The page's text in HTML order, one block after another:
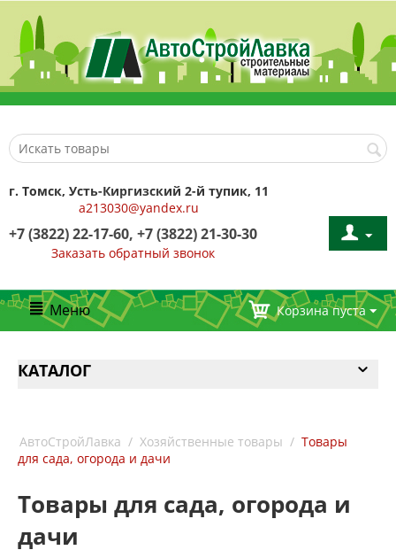
г. Томск, Усть-Киргизский 2-й тупик, 11
a213030@yandex.ru
+7 (3822) 22-17-60, +7 (3822) 21-30-30
Заказать обратный звонок
Меню Корзина пуста
КАТАЛОГ
АвтоСтройЛавка / Хозяйственные товары / Товары
для сада, огорода и дачи
Товары для сада, огорода и
дачи